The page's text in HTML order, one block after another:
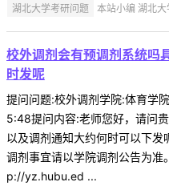
湖北大学考研问题 本站小编 湖北
校外调剂会有预调剂系统吗
时发呢
提问问题:校外调剂学院:体育
5:48提问内容:老师您好，请问
以及调剂通知大约何时可以下发
调剂事宜请以学院调剂公告为
p://yz.hubu.ed ...